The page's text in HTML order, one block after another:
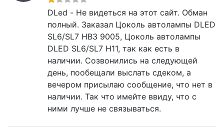
DLed - Не видеться на этот сайт. Обман
полный. Заказал Цоколь автолампы DLED
SL6/SL7 HB3 9005, Цоколь автолампы
DLED SL6/SL7 H11, так как есть в
наличии. Созвонились на следующей
день, пообещали выслать сдеком, а
вечером присылаю сообщение, что нет в
наличии. Так что имейте ввиду, что с
ними лучше не связываться.